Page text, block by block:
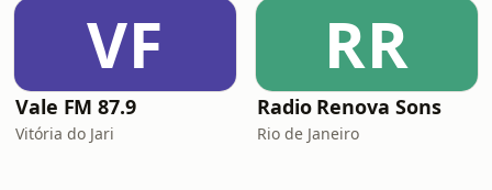
VF
Vale FM 87.9
Vitória do Jari
RR
Radio Renova Sons
Rio de Janeiro